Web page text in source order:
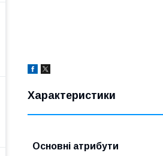
Характеристики
Основні атрибути